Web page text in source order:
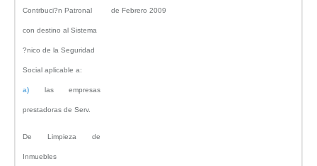
Contrbuci?n Patronal
con destino al Sistema
?nico de la Seguridad
Social aplicable a:
a) las empresas
prestadoras de Serv.
De Limpieza de
Inmuebles
de Febrero 2009